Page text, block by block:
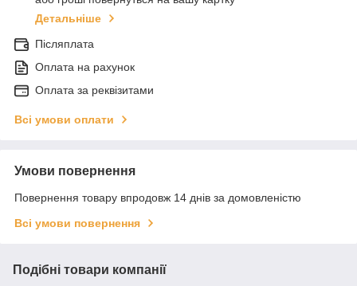
Детальніше
Післяплата
Оплата на рахунок
Оплата за реквізитами
Всі умови оплати
Умови повернення
Повернення товару впродовж 14 днів за домовленістю
Всі умови повернення
Подібні товари компанії